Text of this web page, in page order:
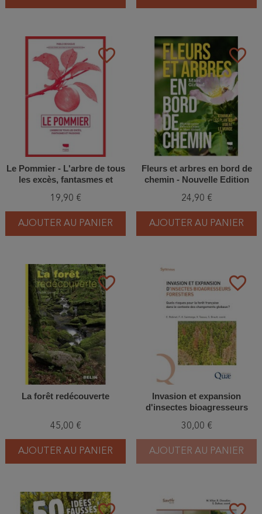
favorite_border
Le Pommier - L'arbre de tous
les excès, fantasmes et
19,90 €
AJOUTER AU PANIER
favorite_border
Fleurs et arbres en bord de
chemin - Nouvelle Edition
24,90 €
AJOUTER AU PANIER
favorite_border
La forêt redécouverte
45,00 €
AJOUTER AU PANIER
favorite_border
Invasion et expansion
d'insectes bioagresseurs
30,00 €
AJOUTER AU PANIER